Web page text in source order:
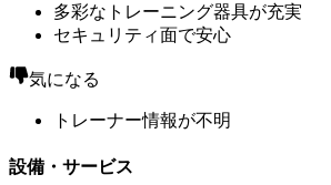
多彩なトレーニング器具が充実
セキュリティ面で安心
気になる
トレーナー情報が不明
設備・サービス